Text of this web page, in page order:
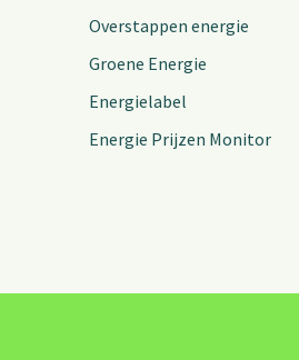
Overstappen energie
Groene Energie
Energielabel
Energie Prijzen Monitor